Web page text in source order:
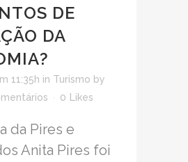
DE
DA
11:35h in Turismo by
0 Likes
da Pires e
Anita Pires foi